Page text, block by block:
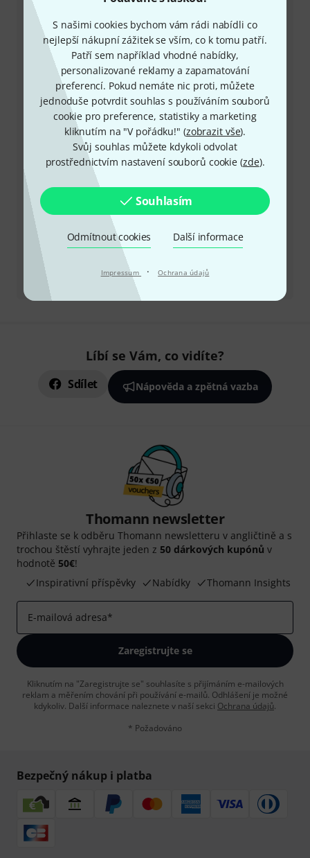
S našimi cookies bychom vám rádi nabídli co
nejlepší nákupní zážitek se vším, co k tomu patří.
Patří sem například vhodné nabídky,
personalizované reklamy a zapamatování
preferencí. Pokud nemáte nic proti, můžete
jednoduše potvrdit souhlas s používáním souborů
cookie pro preference, statistiky a marketing
kliknutím na "V pořádku!" (zobrazit vše).
Svůj souhlas můžete kdykoli odvolat
prostřednictvím nastavení souborů cookie (zde).
Souhlasím
Odmítnout cookies Další informace
Impressum · Ochrana údajů
+49-9546-9223-649
Máte-li jakýkoli dotaz nebo problém, kolegové ze
zákaznického centra jsou vždy připraveni pomoci
Mějte připraveno zákaznické číslo
Provozní doba (CEST - Středoevropský
letní čas)
Zařídit zpětné volání
Více možností kontaktu
Vrátit produkt
Všechny kontakty
Líbí se Vám, co vidíte?
Sdílet Nápověda a zpětná vazba
Thomann newsletter
Přihlaste se k odběru Thomann newsletteru v angličtině a s
trochou štěstí vyhrajte jeden z 50 dárkových kupónů v
hodnotě 50€!
Inspirativní příspěvky
Nabídky Thomann Insights
E-mailová adresa*
Zaregistrujte se
Kliknutím na "Zaregistrujte se" souhlasíte s přijímáním e-mailových
reklam a měřením chování při používání e-mailů. Odhlášení je možné
kdykoliv. Další informace naleznete v naší sekci Ochrana údajů.
* Požadováno
Bezpečný nákup i platba